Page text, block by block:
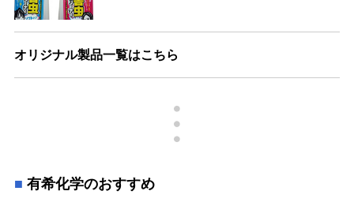
オリジナル製品一覧はこちら
有希化学のおすすめ